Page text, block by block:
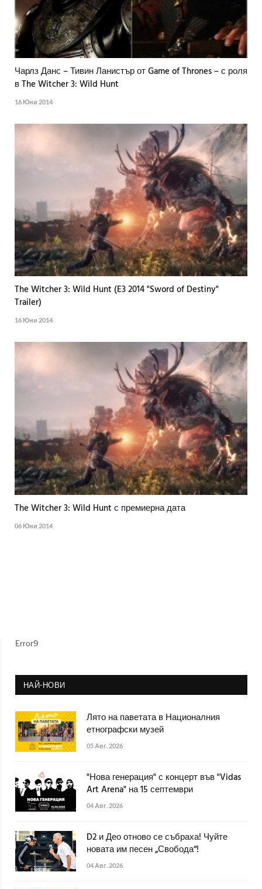
Чарлз Данс – Тивин Ланистър от Game of Thrones – с роля
в The Witcher 3: Wild Hunt
16 Юни 2014
The Witcher 3: Wild Hunt (E3 2014 "Sword of Destiny"
Trailer)
16 Юни 2014
The Witcher 3: Wild Hunt с премиерна дата
06 Юни 2014
Error9
НАЙ-НОВИ
Лято на паветата в Националния
етнографски музей
05 Авг. 2026
"Нова генерация" с концерт във "Vidas
Art Arena" на 15 септември
04 Авг. 2026
D2 и Део отново се събраха! Чуйте
новата им песен „Свобода“!
04 Авг. 2026